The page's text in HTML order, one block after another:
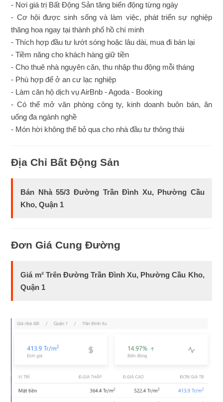
- Nơi giá trị Bất Động Sản tăng biến động từng ngày
- Cơ hội được sinh sống và làm việc, phát triển sự nghiệp
thăng hoa ngay tại thành phố hồ chí minh
- Thích hợp đầu tư lướt sóng hoặc lâu dài, mua đi bán lại
- Tiềm năng cho khách hàng giữ tiền
- Cho thuê nhà nguyên căn, thu nhập thu động mỗi tháng
- Phù hợp để ở an cư lạc nghiệp
- Làm căn hộ dịch vụ AirBnb - Agoda - Booking
- Có thể mở văn phòng công ty, kinh doanh buôn bán, ăn
uống đa ngành nghề
- Món hời không thể bỏ qua cho nhà đầu tư thông thái
Địa Chỉ Bất Động Sản
Bán Nhà 55/3 Đường Trần Đình Xu, Phường Cầu
Kho, Quận 1
Đơn Giá Cung Đường
Giá m² Trên Đường Trần Đình Xu, Phường Cầu Kho,
Quận 1